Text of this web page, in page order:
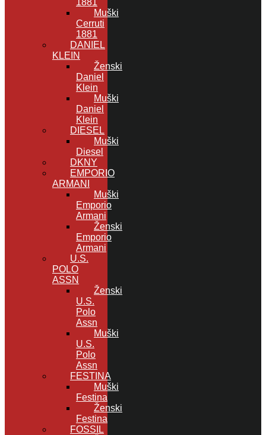
Muški
Cerruti
1881
DANIEL
KLEIN
Ženski
Daniel
Klein
Muški
Daniel
Klein
DIESEL
Muški
Diesel
DKNY
EMPORIO
ARMANI
Muški
Emporio
Armani
Ženski
Emporio
Armani
U.S.
POLO
ASSN
Ženski
U.S.
Polo
Assn
Muški
U.S.
Polo
Assn
FESTINA
Muški
Festina
Ženski
Festina
FOSSIL